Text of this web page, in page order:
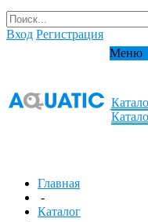
Вход Регистрация
Меню
Главная
-
Каталог